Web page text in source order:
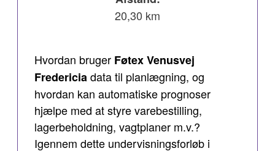
20,30 km
Hvordan bruger Føtex Venusvej
Fredericiadata til planlægning, og
hvordan kan automatiske prognoser
hjælpe med at styre varebestilling,
lagerbeholdning, vagtplaner m.v.?
Igennem dette undervisningsforløb i